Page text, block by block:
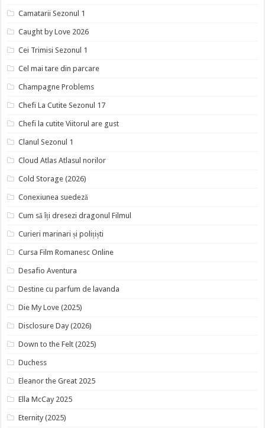
Camatarii Sezonul 1
Caught by Love 2026
Cei Trimisi Sezonul 1
Cel mai tare din parcare
Champagne Problems
Chefi La Cutite Sezonul 17
Chefi la cutite Viitorul are gust
Clanul Sezonul 1
Cloud Atlas Atlasul norilor
Cold Storage (2026)
Conexiunea suedeză
Cum să îți dresezi dragonul Filmul
Curieri marinari și polițiști
Cursa Film Romanesc Online
Desafio Aventura
Destine cu parfum de lavanda
Die My Love (2025)
Disclosure Day (2026)
Down to the Felt (2025)
Duchess
Eleanor the Great 2025
Ella McCay 2025
Eternity (2025)